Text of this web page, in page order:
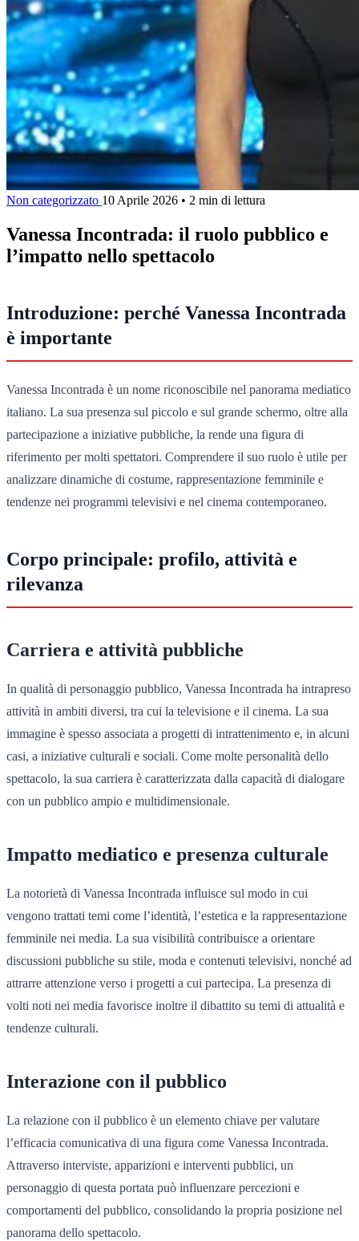
Non categorizzato 10 Aprile 2026 • 2 min di lettura
Vanessa Incontrada: il ruolo pubblico e
l’impatto nello spettacolo
Introduzione: perché Vanessa Incontrada
è importante
Vanessa Incontrada è un nome riconoscibile nel panorama mediatico
italiano. La sua presenza sul piccolo e sul grande schermo, oltre alla
partecipazione a iniziative pubbliche, la rende una figura di
riferimento per molti spettatori. Comprendere il suo ruolo è utile per
analizzare dinamiche di costume, rappresentazione femminile e
tendenze nei programmi televisivi e nel cinema contemporaneo.
Corpo principale: profilo, attività e
rilevanza
Carriera e attività pubbliche
In qualità di personaggio pubblico, Vanessa Incontrada ha intrapreso
attività in ambiti diversi, tra cui la televisione e il cinema. La sua
immagine è spesso associata a progetti di intrattenimento e, in alcuni
casi, a iniziative culturali e sociali. Come molte personalità dello
spettacolo, la sua carriera è caratterizzata dalla capacità di dialogare
con un pubblico ampio e multidimensionale.
Impatto mediatico e presenza culturale
La notorietà di Vanessa Incontrada influisce sul modo in cui
vengono trattati temi come l’identità, l’estetica e la rappresentazione
femminile nei media. La sua visibilità contribuisce a orientare
discussioni pubbliche su stile, moda e contenuti televisivi, nonché ad
attrarre attenzione verso i progetti a cui partecipa. La presenza di
volti noti nei media favorisce inoltre il dibattito su temi di attualità e
tendenze culturali.
Interazione con il pubblico
La relazione con il pubblico è un elemento chiave per valutare
l’efficacia comunicativa di una figura come Vanessa Incontrada.
Attraverso interviste, apparizioni e interventi pubblici, un
personaggio di questa portata può influenzare percezioni e
comportamenti del pubblico, consolidando la propria posizione nel
panorama dello spettacolo.